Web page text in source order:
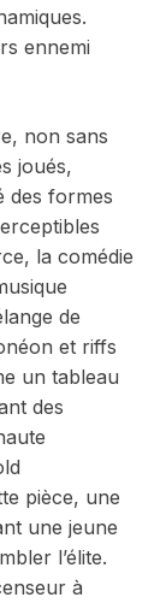
ennemi
non sans
joués,
des formes
la comédie
de
et riffs
un tableau
des
pièce, une
une jeune
l’élite.
à